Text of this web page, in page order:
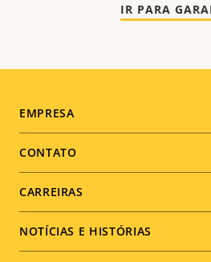
IR PARA
Footer
menu
EMPRESA
CONTATO
CARREIRAS
NOTÍCIAS E HISTÓRIAS